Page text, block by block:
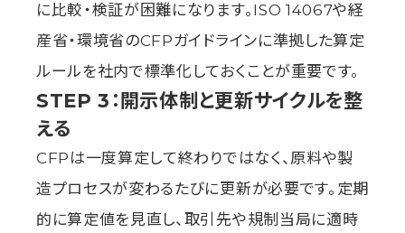
に比較・検証が困難になります。ISO 14067や経
産省・環境省のCFPガイドラインに準拠した算定
ルールを社内で標準化しておくことが重要です。
STEP 3：開示体制と更新サイクルを整
える
CFPは一度算定して終わりではなく、原料や製
造プロセスが変わるたびに更新が必要です。定期
的に算定値を見直し、取引先や規制当局に適時